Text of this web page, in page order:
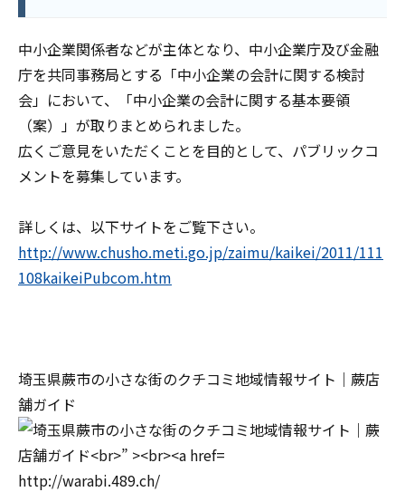
中小企業関係者などが主体となり、中小企業庁及び金融
庁を共同事務局とする「中小企業の会計に関する検討
会」において、「中小企業の会計に関する基本要領
（案）」が取りまとめられました。
広くご意見をいただくことを目的として、パブリックコ
メントを募集しています。
詳しくは、以下サイトをご覧下さい。
http://www.chusho.meti.go.jp/zaimu/kaikei/2011/111
108kaikeiPubcom.htm
埼玉県蕨市の小さな街のクチコミ地域情報サイト｜蕨店
舗ガイド
http://warabi.489.ch/